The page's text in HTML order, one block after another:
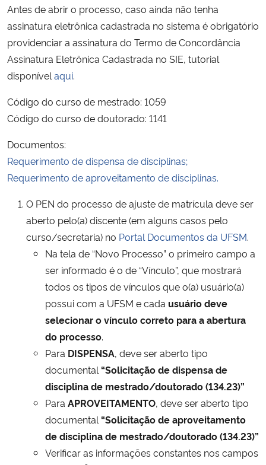
Antes de abrir o processo, caso ainda não tenha
assinatura eletrônica cadastrada no sistema é obrigatório
providenciar a assinatura do Termo de Concordância
Assinatura Eletrônica Cadastrada no SIE, tutorial
disponível aqui.
Código do curso de mestrado: 1059
Código do curso de doutorado: 1141
Documentos:
Requerimento de dispensa de disciplinas;
Requerimento de aproveitamento de disciplinas.
O PEN do processo de ajuste de matrícula deve ser
aberto pelo(a) discente (em alguns casos pelo
curso/secretaria) no Portal Documentos da UFSM.
Na tela de “Novo Processo” o primeiro campo a
ser informado é o de “Vínculo”, que mostrará
todos os tipos de vínculos que o(a) usuário(a)
possui com a UFSM e cada usuário deve
selecionar o vínculo correto para a abertura
do processo.
Para DISPENSA, deve ser aberto tipo
documental “Solicitação de dispensa de
disciplina de mestrado/doutorado (134.23)”
Para APROVEITAMENTO, deve ser aberto tipo
documental “Solicitação de aproveitamento
de disciplina de mestrado/doutorado (134.23)”
Verificar as informações constantes nos campos